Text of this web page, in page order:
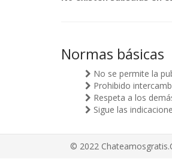
Normas básicas
No se permite la
Prohibido
Respeta a los
Sigue las
© 2022